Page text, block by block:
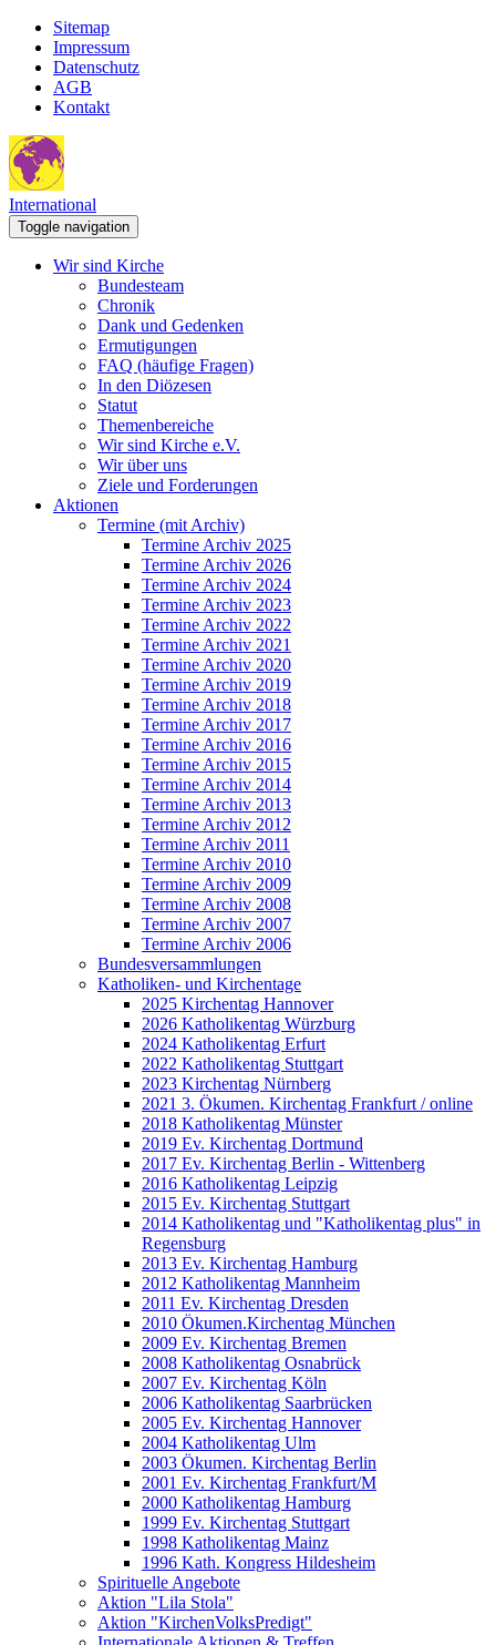
Sitemap
Impressum
Datenschutz
AGB
Kontakt
International
Toggle navigation
Wir sind Kirche
Bundesteam
Chronik
Dank und Gedenken
Ermutigungen
FAQ (häufige Fragen)
In den Diözesen
Statut
Themenbereiche
Wir sind Kirche e.V.
Wir über uns
Ziele und Forderungen
Aktionen
Termine (mit Archiv)
Termine Archiv 2025
Termine Archiv 2026
Termine Archiv 2024
Termine Archiv 2023
Termine Archiv 2022
Termine Archiv 2021
Termine Archiv 2020
Termine Archiv 2019
Termine Archiv 2018
Termine Archiv 2017
Termine Archiv 2016
Termine Archiv 2015
Termine Archiv 2014
Termine Archiv 2013
Termine Archiv 2012
Termine Archiv 2011
Termine Archiv 2010
Termine Archiv 2009
Termine Archiv 2008
Termine Archiv 2007
Termine Archiv 2006
Bundesversammlungen
Katholiken- und Kirchentage
2025 Kirchentag Hannover
2026 Katholikentag Würzburg
2024 Katholikentag Erfurt
2022 Katholikentag Stuttgart
2023 Kirchentag Nürnberg
2021 3. Ökumen. Kirchentag Frankfurt / online
2018 Katholikentag Münster
2019 Ev. Kirchentag Dortmund
2017 Ev. Kirchentag Berlin - Wittenberg
2016 Katholikentag Leipzig
2015 Ev. Kirchentag Stuttgart
2014 Katholikentag und "Katholikentag plus" in
Regensburg
2013 Ev. Kirchentag Hamburg
2012 Katholikentag Mannheim
2011 Ev. Kirchentag Dresden
2010 Ökumen.Kirchentag München
2009 Ev. Kirchentag Bremen
2008 Katholikentag Osnabrück
2007 Ev. Kirchentag Köln
2006 Katholikentag Saarbrücken
2005 Ev. Kirchentag Hannover
2004 Katholikentag Ulm
2003 Ökumen. Kirchentag Berlin
2001 Ev. Kirchentag Frankfurt/M
2000 Katholikentag Hamburg
1999 Ev. Kirchentag Stuttgart
1998 Katholikentag Mainz
1996 Kath. Kongress Hildesheim
Spirituelle Angebote
Aktion "Lila Stola"
Aktion "KirchenVolksPredigt"